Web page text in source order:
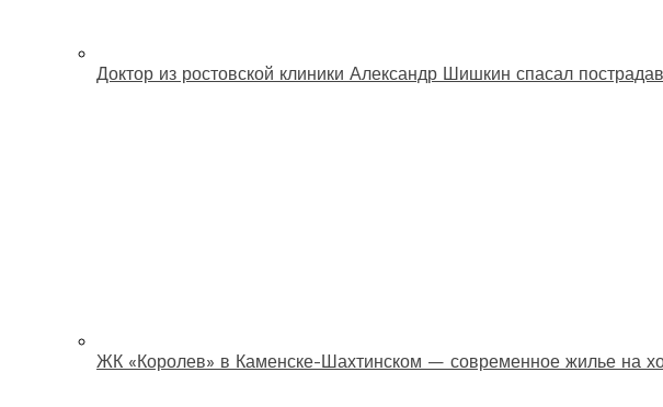
Доктор из ростовской клиники Александр Шишкин спасал
ЖК «Королев» в Каменске-Шахтинском — современное жилье на